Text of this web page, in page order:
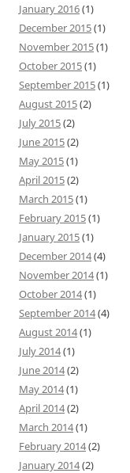
January 2016(1)
December 2015(1)
November 2015(1)
October 2015(1)
September 2015(1)
August 2015(2)
July 2015(2)
June 2015(2)
May 2015(1)
April 2015(2)
March 2015(1)
February 2015(1)
January 2015(1)
December 2014(4)
November 2014(1)
October 2014(1)
September 2014(4)
August 2014(1)
July 2014(1)
June 2014(2)
May 2014(1)
April 2014(2)
March 2014(1)
February 2014(2)
January 2014(2)